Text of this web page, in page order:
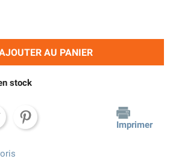
AU PANIER
stock
Imprimer